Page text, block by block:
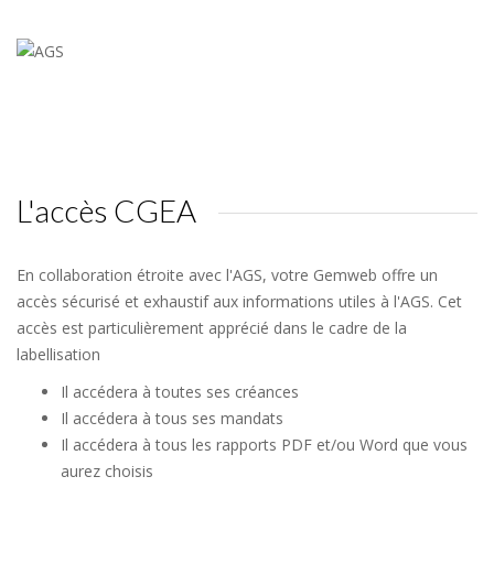
L'accès CGEA
En collaboration étroite avec l'AGS, votre Gemweb offre un
accès sécurisé et exhaustif aux informations utiles à l'AGS. Cet
accès est particulièrement apprécié dans le cadre de la
labellisation
Il accédera à toutes ses créances
Il accédera à tous ses mandats
Il accédera à tous les rapports PDF et/ou Word que vous
aurez choisis